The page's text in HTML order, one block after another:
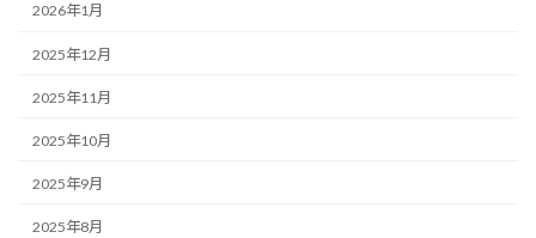
2026年1月
2025年12月
2025年11月
2025年10月
2025年9月
2025年8月